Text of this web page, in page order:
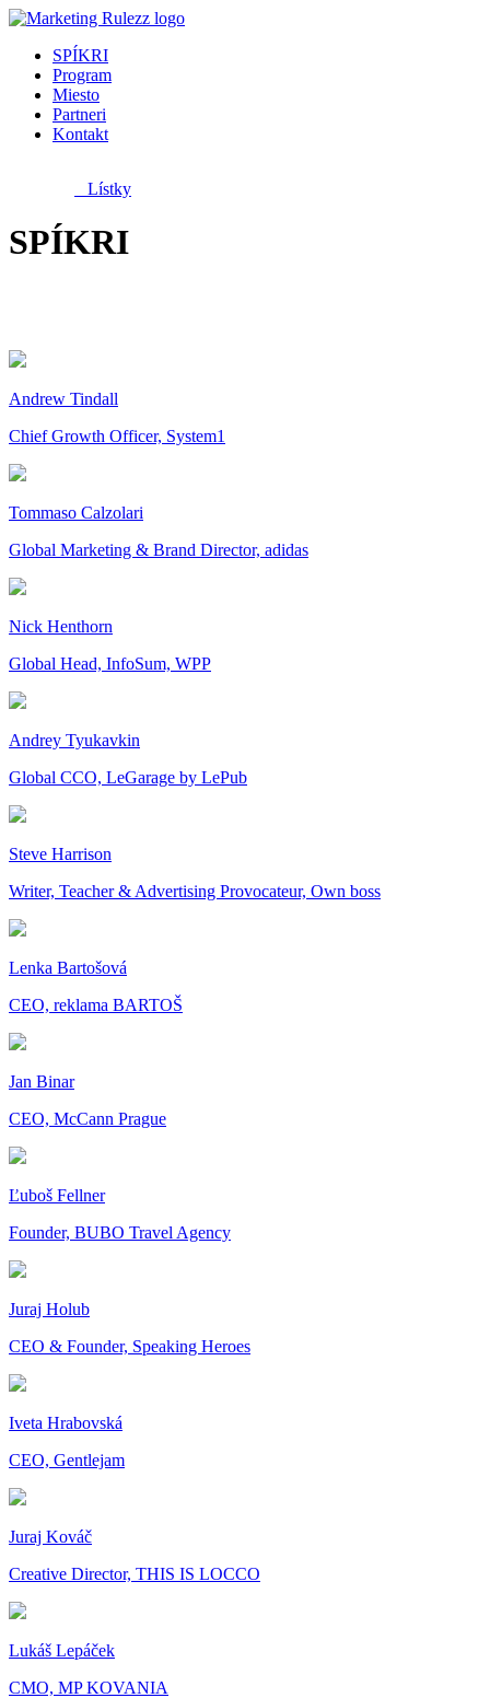
SPÍKRI
Program
Miesto
Partneri
Kontakt
Lístky
SPÍKRI
Andrew Tindall
Chief Growth Officer, System1
Tommaso Calzolari
Global Marketing & Brand Director, adidas
Nick Henthorn
Global Head, InfoSum, WPP
Andrey Tyukavkin
Global CCO, LeGarage by LePub
Steve Harrison
Writer, Teacher & Advertising Provocateur, Own boss
Lenka Bartošová
CEO, reklama BARTOŠ
Jan Binar
CEO, McCann Prague
Ľuboš Fellner
Founder, BUBO Travel Agency
Juraj Holub
CEO & Founder, Speaking Heroes
Iveta Hrabovská
CEO, Gentlejam
Juraj Kováč
Creative Director, THIS IS LOCCO
Lukáš Lepáček
CMO, MP KOVANIA